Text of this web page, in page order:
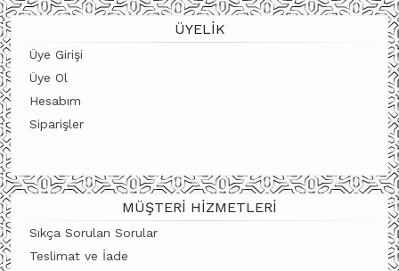
ÜYELIK
Üye Girişi
Üye Ol
Hesabım
Siparişler
MÜŞTERI HIZMETLERI
Sıkça Sorulan Sorular
Teslimat ve İade